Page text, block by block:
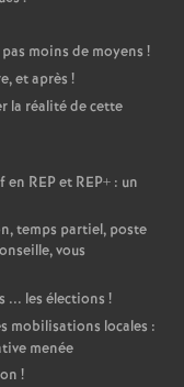
moins de moyens !
et après !
la réalité de cette
REP et REP+ : un
temps partiel, poste
vous
... les élections !
mobilisations locales :
menée
!